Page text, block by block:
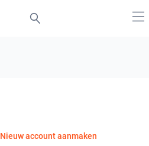
Nieuw account aanmaken